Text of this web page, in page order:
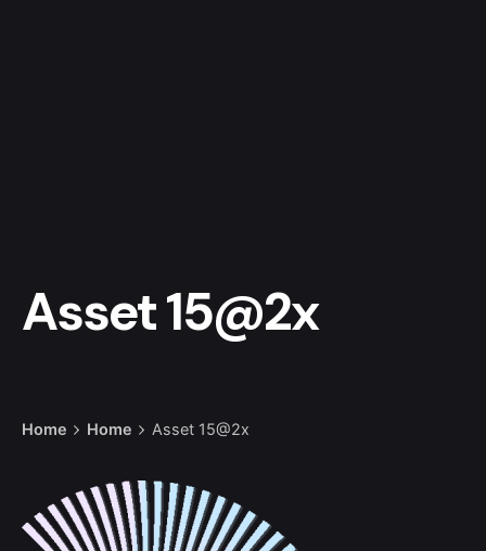
Asset 15@2x
Home Home Asset 15@2x